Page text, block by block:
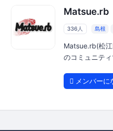
Matsue.rb
336人 島根
Matsue.rb(松
のコミュニティ
メンバーに